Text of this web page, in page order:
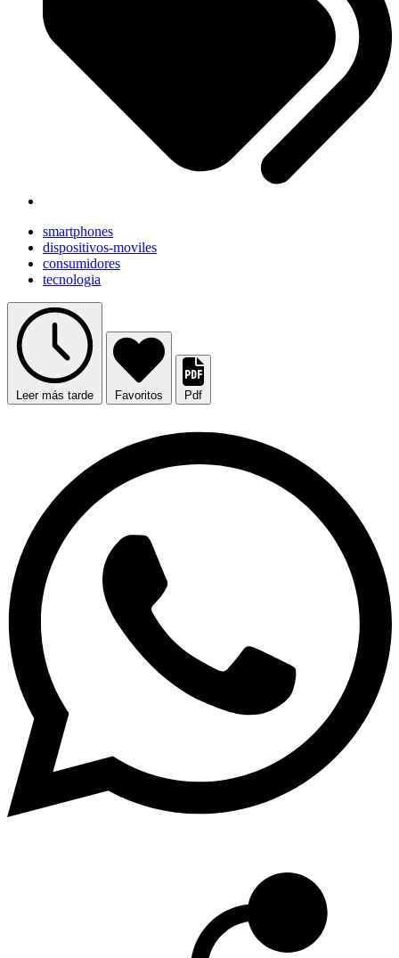
smartphones
dispositivos-moviles
consumidores
tecnologia
Leer más tarde Favoritos Pdf